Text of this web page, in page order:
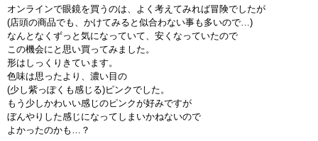
オンラインで眼鏡を買うのは、よく考えてみれば冒険でしたが
(店頭の商品でも、かけてみると似合わない事も多いので…)
なんとなくずっと気になっていて、安くなっていたので
この機会にと思い買ってみました。
形はしっくりきています。
色味は思ったより、濃い目の
(少し紫っぽくも感じる)ピンクでした。
もう少しかわいい感じのピンクが好みですが
ぼんやりした感じになってしまいかねないので
よかったのかも…？